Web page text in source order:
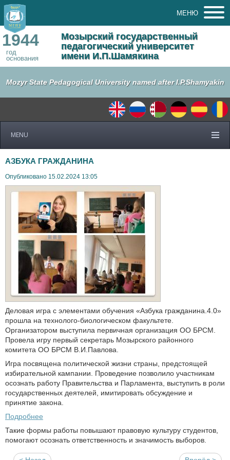
МЕНЮ
1944
год
основания
Мозырский государственный
педагогический университет
имени И.П.Шамякина
Mozyr State Pedagogical University named after I.P.Shamyakin
MENU
АЗБУКА ГРАЖДАНИНА
Опубликовано 15.02.2024 13:05
Деловая игра с элементами обучения «Азбука гражданина.4.0»
прошла на технолого-биологическом факультете.
Организатором выступила первичная организация ОО БРСМ.
Провела игру первый секретарь Мозырского районного
комитета ОО БРСМ В.И.Павлова.
Игра посвящена политической жизни страны, предстоящей
избирательной кампании. Проведение позволило участникам
осознать работу Правительства и Парламента, выступить в роли
государственных деятелей, имитировать обсуждение и
принятие закона.
Подробнее
Такие формы работы повышают правовую культуру студентов,
помогают осознать ответственность и значимость выборов.